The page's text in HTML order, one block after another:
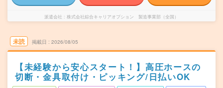
派遣会社 株式会社綜合キャリアオプション 製造事業部（全国）
未読 掲載日 2026/08/05
【未経験から安心スタート！】高圧ホースの
切断・金具取付け・ピッキング/日払いOK